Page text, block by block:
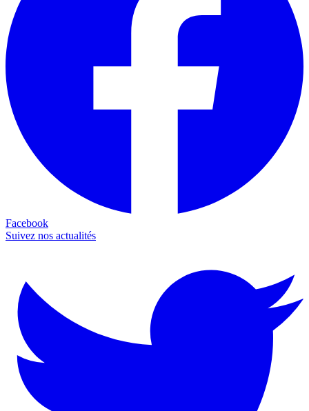
Facebook
Suivez nos actualités